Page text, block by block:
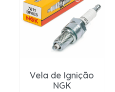
Contactos
Entrar /
Vela de Ignição
NGK